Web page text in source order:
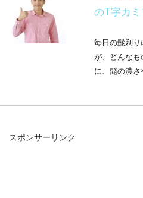
のT字カミ
毎日の髭剃
が、どんなも
に、髭の濃さ
スポンサーリンク